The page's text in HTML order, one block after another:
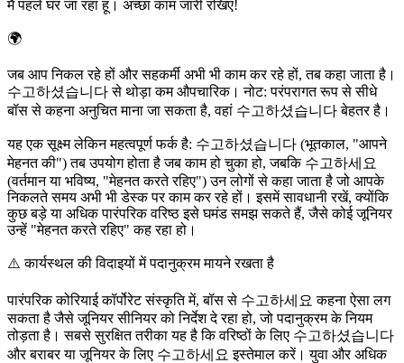
मैं पहले घर जा रहा हूं। अच्छा काम जारी रखिए!
🌍
जब आप निकल रहे हों और सहकर्मी अभी भी काम कर रहे हों, तब कहा जाता है।
수고하셨습니다 से थोड़ा कम औपचारिक। नोट: परंपरागत रूप से सीधे
बॉस से कहना अनुचित माना जा सकता है, वहां 수고하셨습니다 बेहतर है।
यह एक सूक्ष्म लेकिन महत्वपूर्ण फर्क है: 수고하셨습니다 (भूतकाल, "आपने
मेहनत की") तब उपयोग होता है जब काम हो चुका हो, जबकि 수고하세요
(वर्तमान या भविष्य, "मेहनत करते रहिए") उन लोगों से कहा जाता है जो आपके
निकलते समय अभी भी डेस्क पर काम कर रहे हों। इसमें सावधानी रखें, क्योंकि
कुछ बड़े या अधिक पारंपरिक वरिष्ठ इसे घमंड समझ सकते हैं, जैसे कोई जूनियर
उन्हें "मेहनत करते रहिए" कह रहा हो।
⚠️ कार्यस्थल की विदाइयों में पदानुक्रम मायने रखता है
पारंपरिक कोरियाई कॉर्पोरेट संस्कृति में, बॉस से 수고하세요 कहना ऐसा लग
सकता है जैसे जूनियर सीनियर को निर्देश दे रहा हो, जो पदानुक्रम के नियम
तोड़ता है। सबसे सुरक्षित तरीका यह है कि वरिष्ठों के लिए 수고하셨습니다
और बराबर या जूनियर के लिए 수고하세요 इस्तेमाल करें। युवा और अधिक